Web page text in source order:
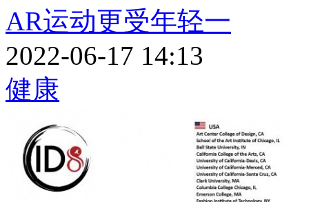
AR运动更受年轻一
2022-06-17 14:13
健康